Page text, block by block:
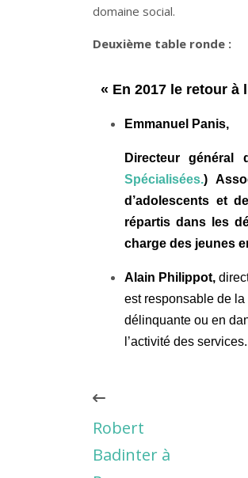
domaine social.
Deuxième table ronde :
« En 2017 le retour
Emmanuel Panis,
Directeur général
Spécialisées.)
d’adolescents et
répartis dans les
charge des jeunes
Alain Philippot,
est responsable de
délinquante ou en
l’activité des services.
Robert
Badinter à